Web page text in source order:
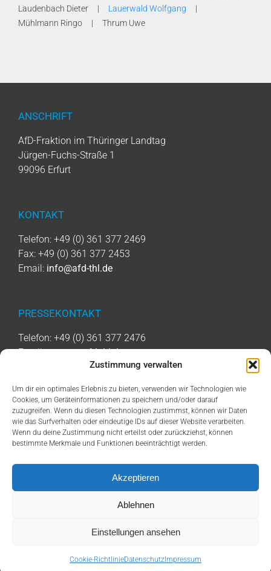
Zustimmung verwalten
Um dir ein optimales Erlebnis zu bieten, verwenden wir Technologien wie
Cookies, um Geräteinformationen zu speichern und/oder darauf
zuzugreifen. Wenn du diesen Technologien zustimmst, können wir Daten
wie das Surfverhalten oder eindeutige IDs auf dieser Website verarbeiten.
Wenn du deine Zustimmung nicht erteilst oder zurückziehst, können
bestimmte Merkmale und Funktionen beeinträchtigt werden.
Akzeptieren
Ablehnen
Einstellungen ansehen
Cookie-RichtlinieDatenschutz Impressum
Laudenbach Dieter
Lauerwald Wolfgang
Mühlmann Ringo
Thrum Uwe
ANSCHRIFT
AfD-Fraktion im Thüringer Landtag
Jürgen-Fuchs-Straße 1
99096 Erfurt
KONTAKT
Telefon: +49 (0) 361 377 2469
Fax: +49 (0) 361 377 2453
Email: info@afd-thl.de
PRESSEKONTAKT
Telefon: +49 (0) 361 377 2476
Email:presse@afd-thl.de
LINKS
IMPRESSUM
DATENSCHUTZ
THÜRINGEN. ABER SICHER!